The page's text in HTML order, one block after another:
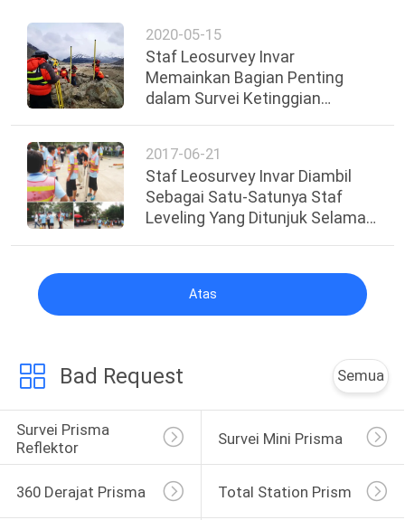
PRIVACY
POLICY
2020-05-15
Staf Leosurvey Invar
Memainkan Bagian Penting
dalam Survei Ketinggian
2017-06-21
Staf Leosurvey Invar Diambil
Sebagai Satu-Satunya Staf
Leveling Yang Ditunjuk Selama
Atas
Bad Request Semua
Survei Prisma
Reflektor
Survei Mini Prisma
360 Derajat Prisma Total Station Prism